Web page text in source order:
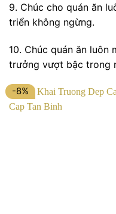
9. Chúc cho quán ăn
triển không ngừng.
10. Chúc quán ăn luôn
trưởng vượt bậc trong
-8%